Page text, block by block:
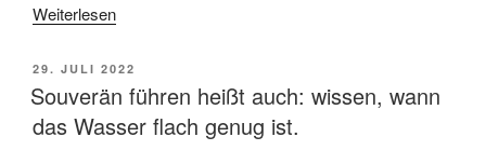
Weiterlesen
VERÖFFENTLICHT
AM
29. JULI 2022
Souverän führen heißt auch: wissen, wann
das Wasser flach genug ist.